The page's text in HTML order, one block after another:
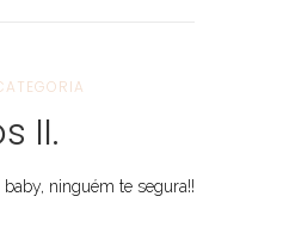
II.
ninguém te segura!!